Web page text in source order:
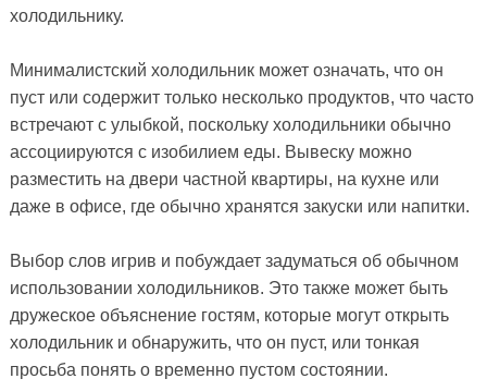
холодильнику.
Минималистский холодильник может означать, что он
пуст или содержит только несколько продуктов, что часто
встречают с улыбкой, поскольку холодильники обычно
ассоциируются с изобилием еды. Вывеску можно
разместить на двери частной квартиры, на кухне или
даже в офисе, где обычно хранятся закуски или напитки.
Выбор слов игрив и побуждает задуматься об обычном
использовании холодильников. Это также может быть
дружеское объяснение гостям, которые могут открыть
холодильник и обнаружить, что он пуст, или тонкая
просьба понять о временно пустом состоянии.